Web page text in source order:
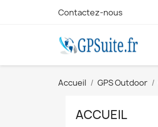
Contactez-nous
Accueil GPS Outdoor
ACCUEIL